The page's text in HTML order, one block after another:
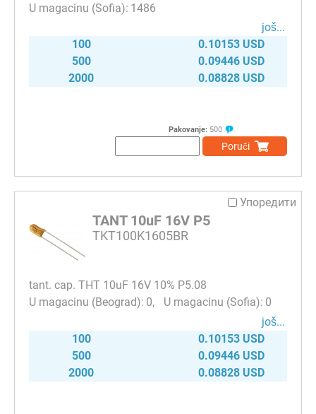
1486
јоš...
100
0.10153 USD
500
0.09446 USD
2000
0.08828 USD
Pakovanje: 500
Poruči
Упоредити
TANT 10uF 16V P5
TKT100K1605BR
tant. cap. THT 10uF 16V 10% P5.08
0
0
јоš...
100
0.10153 USD
500
0.09446 USD
2000
0.08828 USD